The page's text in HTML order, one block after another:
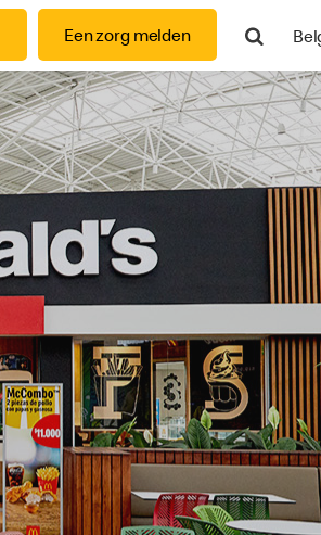
Search
Een zorg melden